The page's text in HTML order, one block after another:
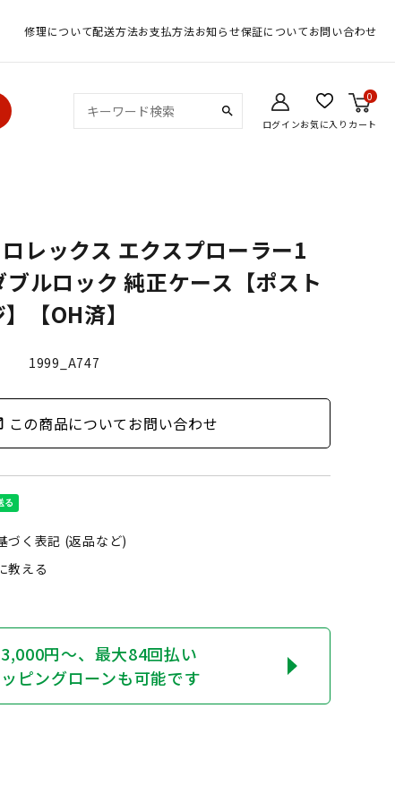
修理について配送方法お支払方法お知らせ保証についてお問い合わせ
search
ログインお気に入り
0
カート
レックス エクスプローラー1
ルロック 純正ケース【ポスト
【OH済】
1999_A747
この商品についてお問い合わせ
づく表記 (返品など)
教える
円〜、最大84回払い
ピングローンも可能です